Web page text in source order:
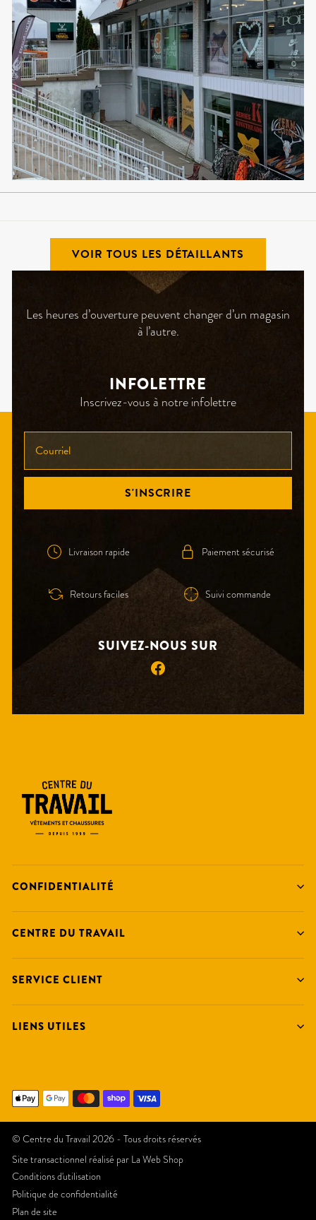
VOIR TOUS LES DÉTAILLANTS
Les heures d’ouverture peuvent changer d’un magasin
à l’autre.
INFOLETTRE
Inscrivez-vous à notre infolettre
VOUS
À
NOTRE
S'INSCRIRE
Livraison rapide Paiement sécurisé
Retours faciles Suivi commande
SUIVEZ-NOUS SUR
CONFIDENTIALITÉ
CENTRE DU TRAVAIL
SERVICE CLIENT
LIENS UTILES
© Centre du Travail 2026 - Tous droits réservés
Site transactionnel réalisé par La Web Shop
Conditions d'utilisation
Politique de confidentialité
Plan de site